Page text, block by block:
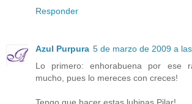
Responder
Azul Purpura 5 de marzo de 2009 a
Lo primero: enhorabuena por ese
mucho, pues lo mereces con creces!